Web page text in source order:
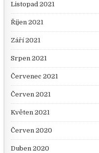
Listopad 2021
Říjen 2021
Září 2021
Srpen 2021
Červenec 2021
Červen 2021
Květen 2021
Červen 2020
Duben 2020